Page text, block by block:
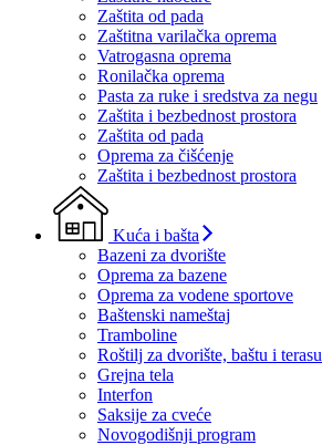
Zaštita od pada
Zaštitna varilačka oprema
Vatrogasna oprema
Ronilačka oprema
Pasta za ruke i sredstva za negu
Zaštita i bezbednost prostora
Zaštita od pada
Oprema za čišćenje
Zaštita i bezbednost prostora
Kuća i bašta
Bazeni za dvorište
Oprema za bazene
Oprema za vodene sportove
Baštenski nameštaj
Tramboline
Roštilj za dvorište, baštu i terasu
Grejna tela
Interfon
Saksije za cveće
Novogodišnji program